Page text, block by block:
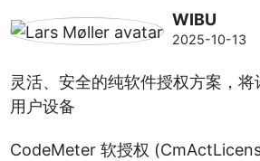
WIBU
2025-10-13
灵活、安全的纯软件授权方案，
用户设备
CodeMeter 软授权